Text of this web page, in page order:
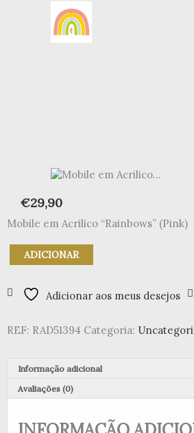
€29,90
Mobile em Acrilico “Rainbows” (Pink)
Quantidade
de
em
Acrilico
(Pink)
ADICIONAR
Adicionar aos meus desejos
REF: RAD51394 Categoria:
Informação adicional
Avaliações (0)